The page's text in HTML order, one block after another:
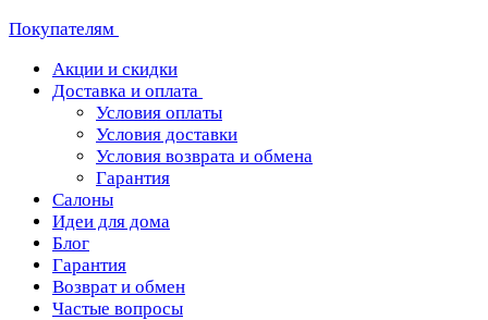
Покупателям
Акции и скидки
Доставка и оплата
Условия оплаты
Условия доставки
Условия возврата и обмена
Гарантия
Салоны
Идеи для дома
Блог
Гарантия
Возврат и обмен
Частые вопросы